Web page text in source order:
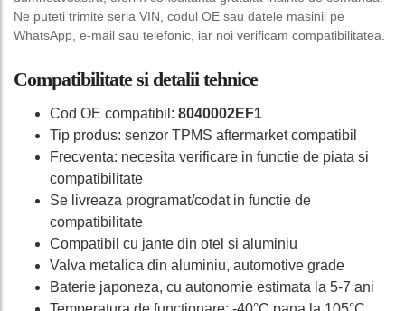
Ne puteti trimite seria VIN, codul OE sau datele masinii pe
WhatsApp, e-mail sau telefonic, iar noi verificam compatibilitatea.
Compatibilitate si detalii tehnice
Cod OE compatibil: 8040002EF1
Tip produs: senzor TPMS aftermarket compatibil
Frecventa: necesita verificare in functie de piata si
compatibilitate
Se livreaza programat/codat in functie de
compatibilitate
Compatibil cu jante din otel si aluminiu
Valva metalica din aluminiu, automotive grade
Baterie japoneza, cu autonomie estimata la 5-7 ani